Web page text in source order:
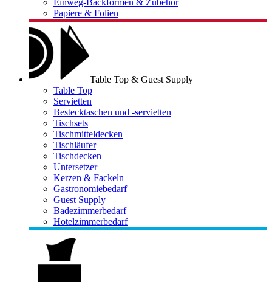
Einweg-Backformen & Zubehör
Papiere & Folien
Table Top & Guest Supply
Table Top
Servietten
Bestecktaschen und -servietten
Tischsets
Tischmitteldecken
Tischläufer
Tischdecken
Untersetzer
Kerzen & Fackeln
Gastronomiebedarf
Guest Supply
Badezimmerbedarf
Hotelzimmerbedarf